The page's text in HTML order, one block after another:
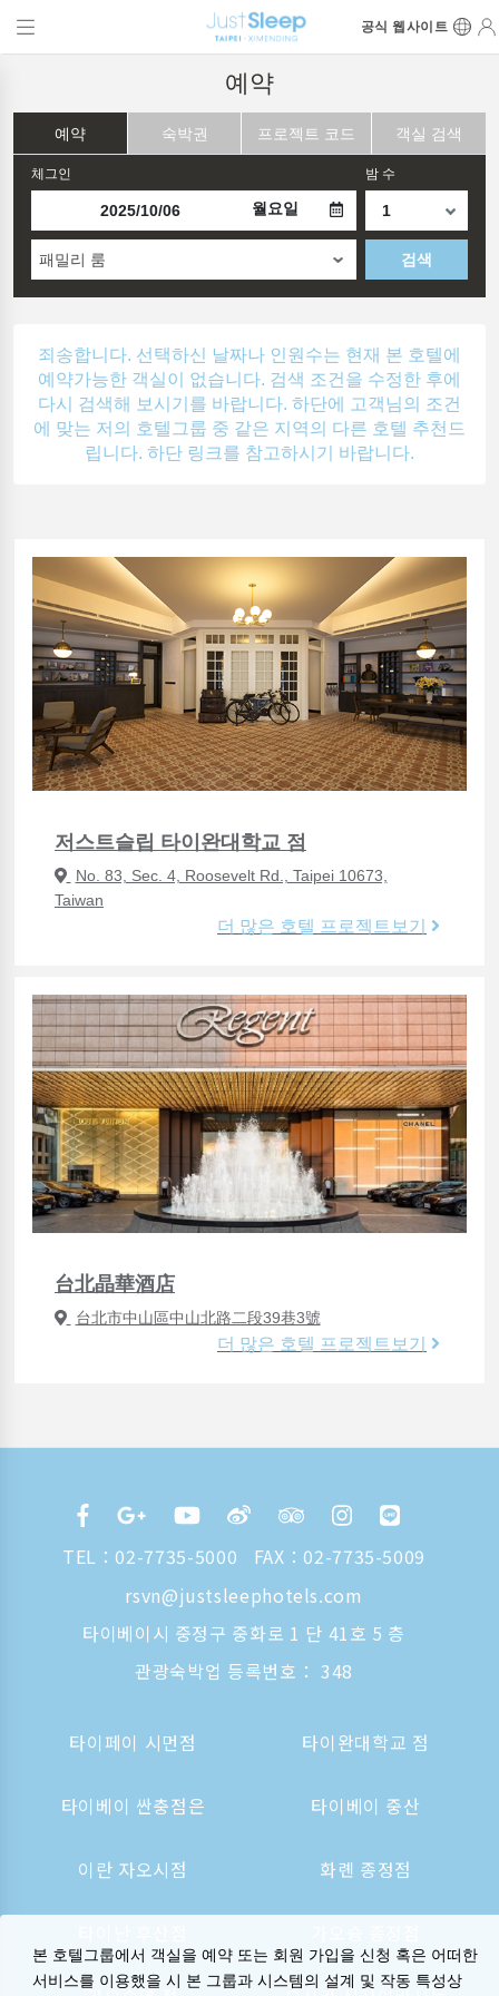
공식 웹사이트
예약
예약 숙박권 프로젝트 코드 객실 검색
체그인
월요일
밤 수
패밀리 룸 검색
죄송합니다. 선택하신 날짜나 인원수는 현재 본 호텔에
예약가능한 객실이 없습니다. 검색 조건을 수정한 후에
다시 검색해 보시기를 바랍니다. 하단에 고객님의 조건
에 맞는 저의 호텔그룹 중 같은 지역의 다른 호텔 추천드
립니다. 하단 링크를 참고하시기 바랍니다.
저스트슬립 타이완대학교 점
No. 83, Sec. 4, Roosevelt Rd., Taipei 10673,
Taiwan
더 많은 호텔 프로젝트보기
台北晶華酒店
台北市中山區中山北路二段39巷3號
더 많은 호텔 프로젝트보기
TEL： 02-7735-5000
FAX：02-7735-5009
rsvn@justsleephotels.com
타이베이시 중정구 중화로 1 단 41호 5 층
관광숙박업 등록번호： 348
타이페이 시먼점 타이완대학교 점
타이베이 싼충점은 타이베이 중산
이란 자오시점 화롄 종정점
본 호텔그룹에서 객실을 예약 또는 회원 가입을 신청 혹은 어떠한
서비스를 이용했을 시 본 그룹과 시스템의 설계 및 작동 특성상